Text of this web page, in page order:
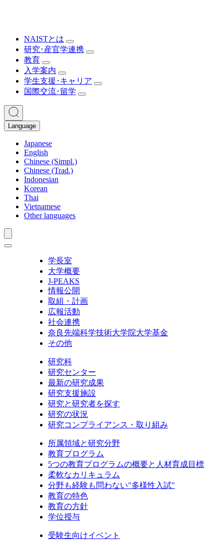
NAISTとは
研究･産官学連携
教育
入学案内
学生支援･キャリア
国際交流･留学
Language
Japanese
English
Chinese (Simpl.)
Chinese (Trad.)
Indonesian
Korean
Thai
Vietnamese
Other languages
学長室
大学概要
J-PEAKS
情報公開
取組・計画
広報活動
社会連携
奈良先端科学技術大学院大学基金
その他
研究科
研究センター
最新の研究成果
研究支援施設
研究と研究者を探す
研究の状況
研究コンプライアンス・取り組み
所属領域と研究分野
教育プログラム
5つの教育プログラムの概要と人材育成目標
柔軟なカリキュラム
分野も経験も問わない"多様性入試"
教育の特色
教育の方針
学位授与
受験生向けイベント